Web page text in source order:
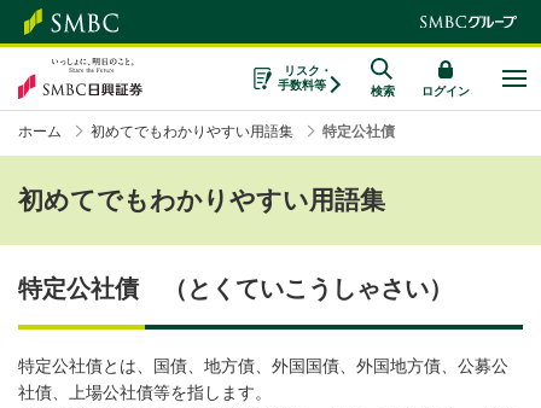
リスク・
手数料等
検索 ログイン
ホーム 初めてでもわかりやすい用語集 特定公社債
初めてでもわかりやすい用語集
特定公社債 （とくていこうしゃさい）
特定公社債とは、国債、地方債、外国国債、外国地方債、公募公
社債、上場公社債等を指します。